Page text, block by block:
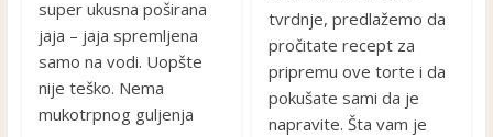
super ukusna poširana
jaja – jaja spremljena
samo na vodi. Uopšte
nije teško. Nema
mukotrpnog guljenja
tvrdnje, predlažemo da
pročitate recept za
pripremu ove torte i da
pokušate sami da je
napravite. Šta vam je